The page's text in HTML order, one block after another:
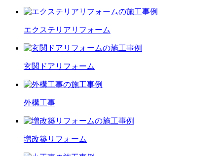
エクステリア リフォーム
玄関ドア リフォーム
外構工事
増改築リフォーム